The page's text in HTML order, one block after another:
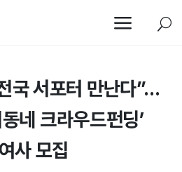
a U
국 서포터 만난다”…
네 크라우드펀딩’
사 모집